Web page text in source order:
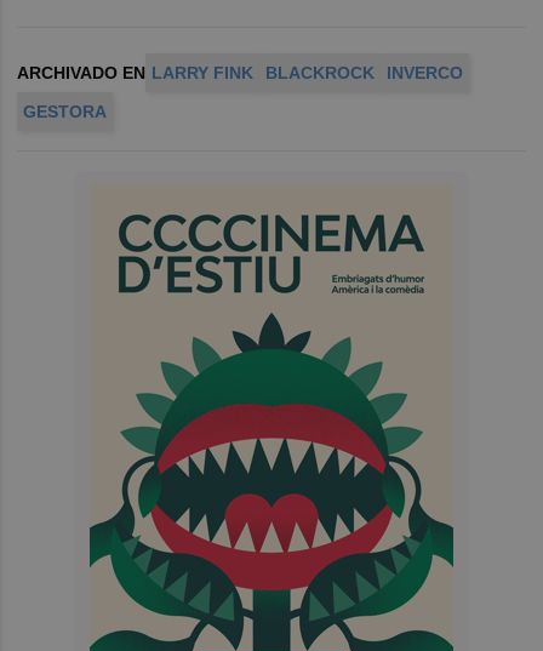
ARCHIVADO EN LARRY FINK BLACKROCK
INVERCO
GESTORA